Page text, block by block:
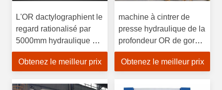
L'OR dactylographient le
regard rationalisé par
5000mm hydraulique de
la machine à cintrer
250T de presse
Obtenez le meilleur prix
machine à cintrer de
presse hydraulique de la
profondeur OR de gorge
de 320mm
Obtenez le meilleur prix